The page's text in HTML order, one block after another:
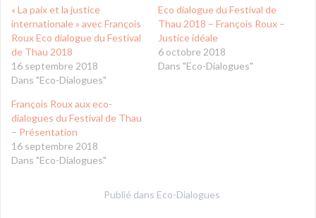
« La paix et la justice
internationale » avec François
Roux Eco dialogue du Festival
de Thau 2018
16 septembre 2018
Dans "Eco-Dialogues"
Eco dialogue du Festival de
Thau 2018 – François Roux –
Justice idéale
6 octobre 2018
Dans "Eco-Dialogues"
François Roux aux eco-
dialogues du Festival de Thau
– Présentation
16 septembre 2018
Dans "Eco-Dialogues"
Publié dans Eco-Dialogues